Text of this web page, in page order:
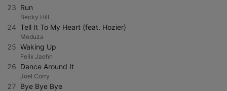
23 Run
Becky Hill
24 Tell It To My Heart (feat. Hozier)
Meduza
25 Waking Up
Felix Jaehn
26 Dance Around It
Joel Corry
27 Bye Bye Bye